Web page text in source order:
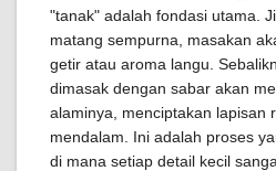
"tanak" adalah fondasi utama.
matang sempurna, masakan
getir atau aroma langu.
dimasak dengan sabar akan
alaminya, menciptakan lapisan
mendalam. Ini adalah proses
di mana setiap detail kecil